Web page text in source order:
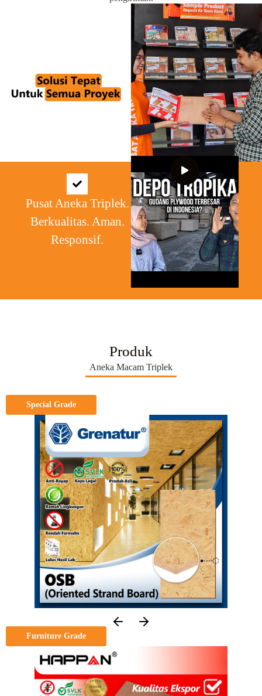
Pusat Aneka Triplek.
Berkualitas. Aman.
Responsif.
Produk
Aneka Macam Triplek
Special Grade
Furniture Grade